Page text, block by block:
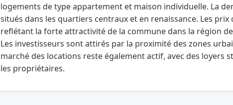
logements de type appartement et maison individuelle. La
situés dans les quartiers centraux et en renaissance. Les prix
reflétant la forte attractivité de la commune dans la région
Les investisseurs sont attirés par la proximité des zones
marché des locations reste également actif, avec des
les propriétaires.